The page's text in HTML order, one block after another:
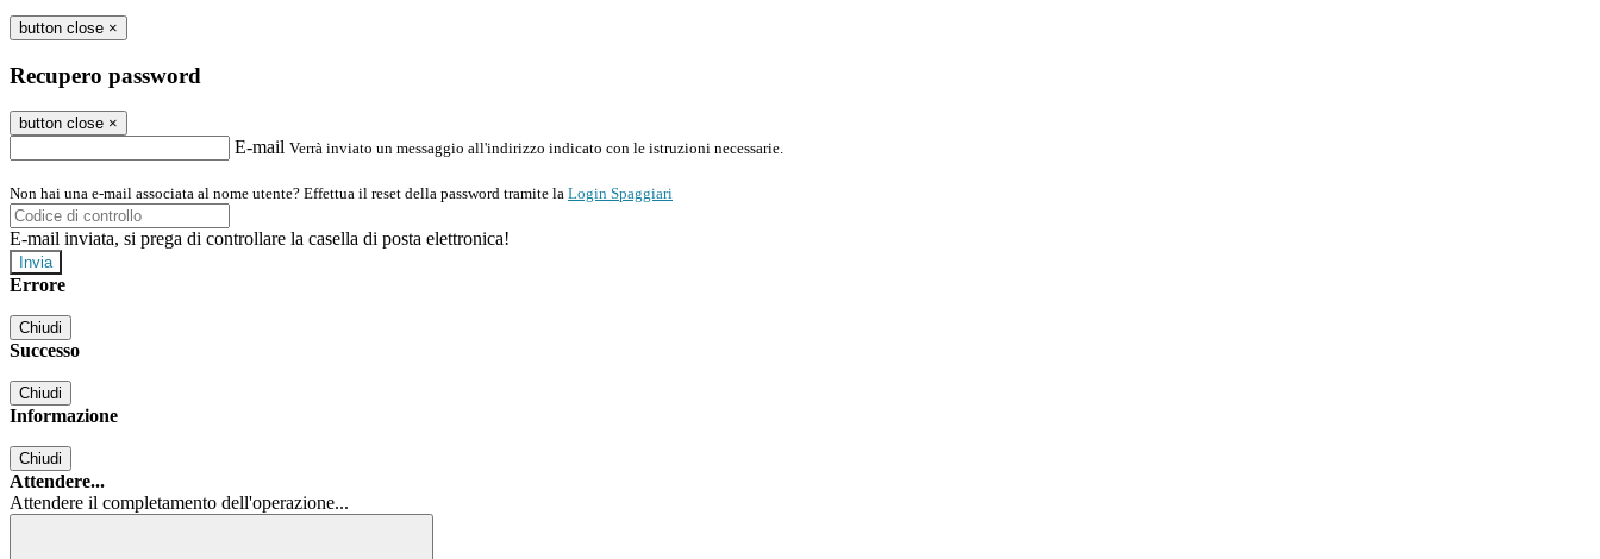
button close ×
Recupero password
button close ×
E-mail Verrà inviato un messaggio all'indirizzo indicato con le istruzioni necessarie.
Non hai una e-mail associata al nome utente? Effettua il reset della password tramite la Login Spaggiari
E-mail inviata, si prega di controllare la casella di posta elettronica!
Errore
Chiudi
Successo
Chiudi
Informazione
Chiudi
Attendere...
Attendere il completamento dell'operazione...